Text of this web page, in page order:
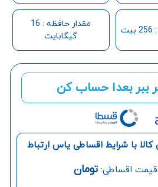
مقدار حافظه : 16
گیگابایت
ببر بعدا حساب کن
با شرایط اقساطی یاس ارتباط
قیمت اقساطی:تومان